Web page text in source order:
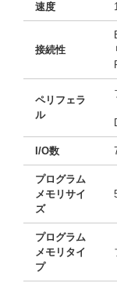
速度
接続性
ペリフェラ
ル
I/O数
プログラム
メモリサイ
ズ
プログラム
メモリタイ
プ